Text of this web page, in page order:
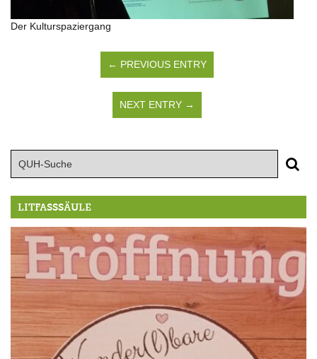
Der Kulturspaziergang
← PREVIOUS ENTRY
NEXT ENTRY →
LITFASSSÄULE